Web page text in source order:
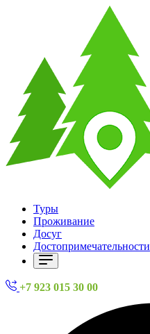
Туры
Проживание
Досуг
Достопримечательности
+7 923 015 30 00